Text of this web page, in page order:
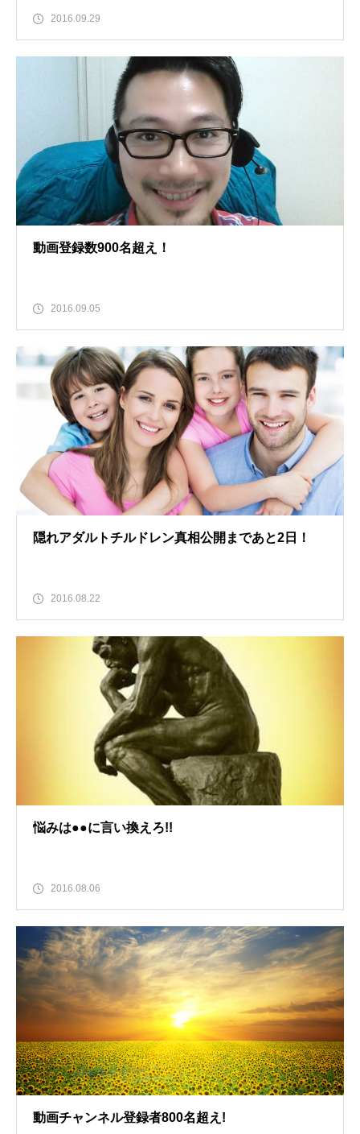
2016.09.29
動画登録数900名超え！
2016.09.05
隠れアダルトチルドレン真相公開まであと2日！
2016.08.22
悩みは●●に言い換えろ!!
2016.08.06
動画チャンネル登録者800名超え!